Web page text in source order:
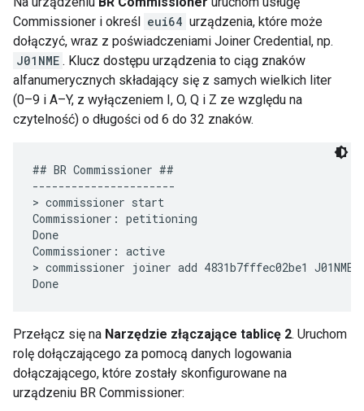
Commissioner i określ eui64 urządzenia, które może
dołączyć, wraz z poświadczeniami Joiner Credential, np.
J01NME . Klucz dostępu urządzenia to ciąg znaków
alfanumerycznych składający się z samych wielkich liter
(0–9 i A–Y, z wyłączeniem I, O, Q i Z ze względu na
czytelność) o długości od 6 do 32 znaków.
## BR Commissioner ##
----------------------
> commissioner start
Commissioner: petitioning
Done
Commissioner: active
> commissioner joiner add 4831b7fffec02be1 J01NME
Przełącz się na Narzędzie złączające tablicę 2. Uruchom
rolę dołączającego za pomocą danych logowania
dołączającego, które zostały skonfigurowane na
urządzeniu BR Commissioner: